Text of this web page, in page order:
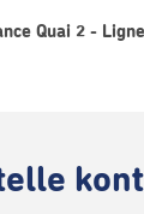
Quai 2 -